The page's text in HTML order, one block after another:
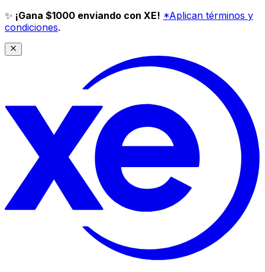
✨ ¡Gana $1000 enviando con XE! *Aplican términos y
condiciones.